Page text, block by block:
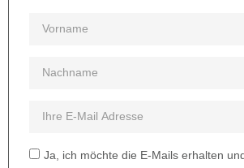
Ja, ich möchte die E-Mails erhalten